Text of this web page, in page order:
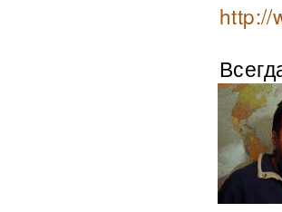
http://